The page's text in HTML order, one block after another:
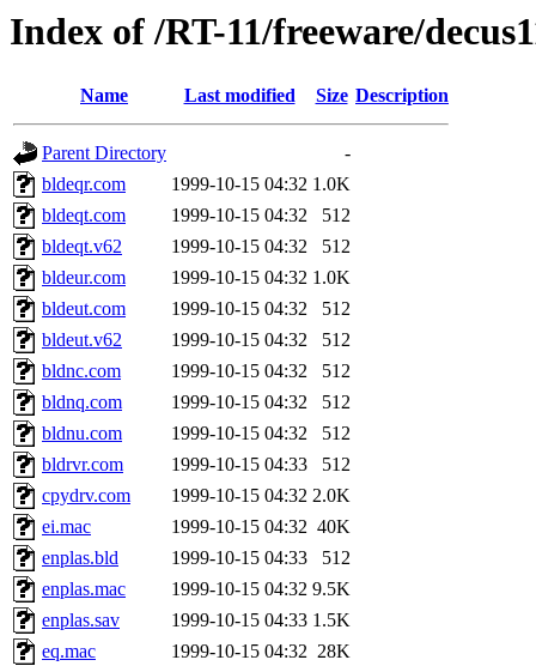
Index of /RT-11/freeware/
Name Last modified Size Description
Parent Directory
-
bldeqr.com
1999-10-15 04:32 1.0K
bldeqt.com
1999-10-15 04:32
512
bldeqt.v62
1999-10-15 04:32
512
bldeur.com
1999-10-15 04:32 1.0K
bldeut.com
1999-10-15 04:32
512
bldeut.v62
1999-10-15 04:32
512
bldnc.com
1999-10-15 04:32
512
bldnq.com
1999-10-15 04:32
512
bldnu.com
1999-10-15 04:32
512
bldrvr.com
1999-10-15 04:33
512
cpydrv.com
1999-10-15 04:32 2.0K
ei.mac
1999-10-15 04:32 40K
enplas.bld
1999-10-15 04:33
512
enplas.mac
1999-10-15 04:32 9.5K
enplas.sav
1999-10-15 04:33 1.5K
eq.mac
1999-10-15 04:32 28K